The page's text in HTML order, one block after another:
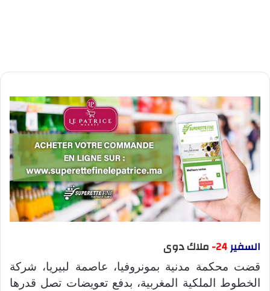
السفير24- ملاك دوى
قضت محكمة مدنية بمونروفيا، عاصمة لبيريا، شركة
الخطوط الملكية المغربية، بدفع تعويضات تصل قدرها